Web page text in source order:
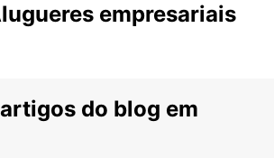
empresariais
do blog em